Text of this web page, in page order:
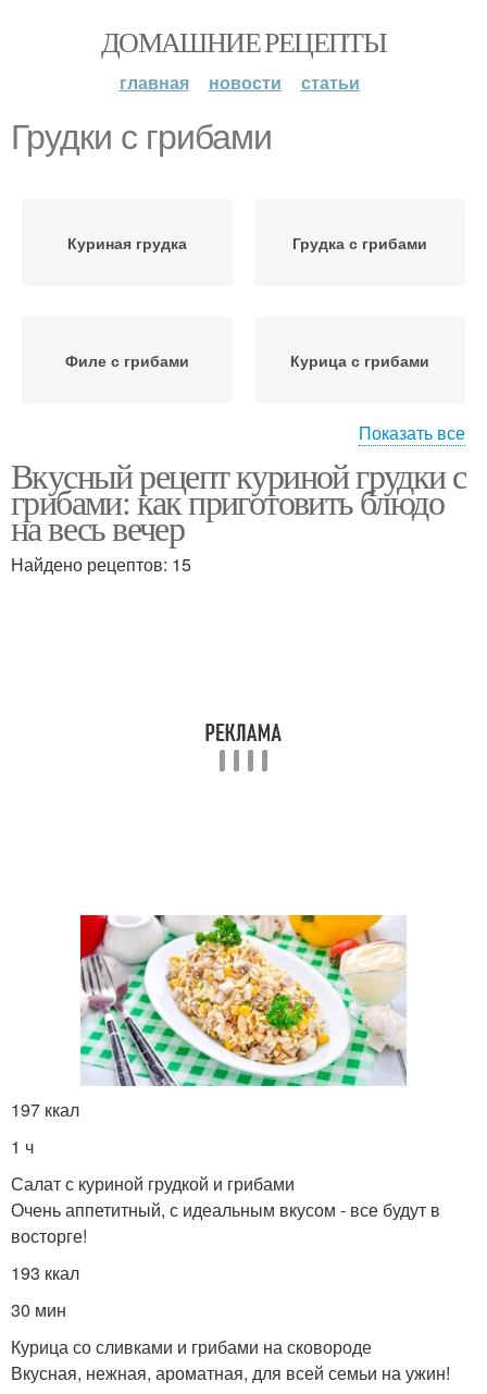
ДОМАШНИЕ РЕЦЕПТЫ
главная новости статьи
Грудки с грибами
Куриная грудка Грудка с грибами
Филе с грибами Курица с грибами
Грибы на сковороде Грибы с курицей
Грудки с ананасом
Салат с копченой
грудкой
Грудки с помидорами Салат с грибами
Показать все
Вкусный рецепт куриной грудки с
грибами: как приготовить блюдо
на весь вечер
Найдено рецептов: 15
197 ккал
1 ч
Салат с куриной грудкой и грибами
Очень аппетитный, с идеальным вкусом - все будут в
восторге!
193 ккал
30 мин
Курица со сливками и грибами на сковороде
Вкусная, нежная, ароматная, для всей семьи на ужин!